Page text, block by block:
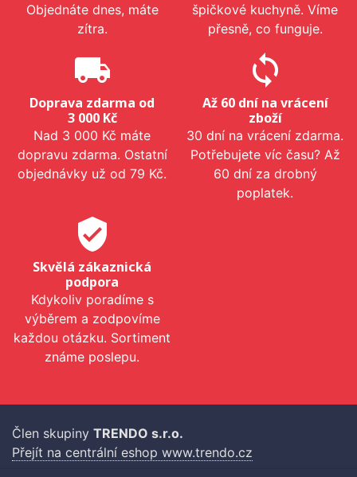
Objednáte dnes, máte
zítra.
špičkové kuchyně. Víme
přesně, co funguje.
local_shipping
Doprava zdarma od
3 000 Kč
Nad 3 000 Kč máte
dopravu zdarma. Ostatní
objednávky už od 79 Kč.
sync
Až 60 dní na vrácení
zboží
30 dní na vrácení zdarma.
Potřebujete víc času? Až
60 dní za drobný
poplatek.
verified_user
Skvělá zákaznická
podpora
Kdykoliv poradíme s
výběrem a zodpovíme
každou otázku. Sortiment
známe poslepu.
Člen skupiny TRENDO s.r.o.
Přejít na centrální eshop www.trendo.cz